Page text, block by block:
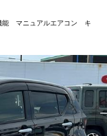
能 マニュアルエアコン キ